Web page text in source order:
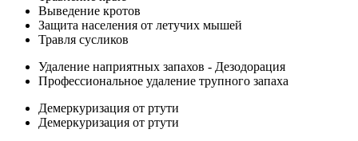
Выведение кротов
Защита населения от летучих мышей
Травля сусликов
Удаление наприятных запахов - Дезодорация
Профессиональное удаление трупного запаха
Демеркуризация от ртути
Демеркуризация от ртути